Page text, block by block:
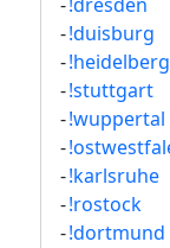
-!dresden
-!duisburg
-!heidelberg
-!stuttgart
-!wuppertal
-
-!karlsruhe
-!rostock
-!dortmund